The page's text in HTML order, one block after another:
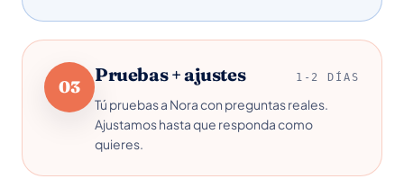
03
Pruebas + ajustes 1-2 DÍAS
Tú pruebas a Nora con preguntas reales.
Ajustamos hasta que responda como
quieres.